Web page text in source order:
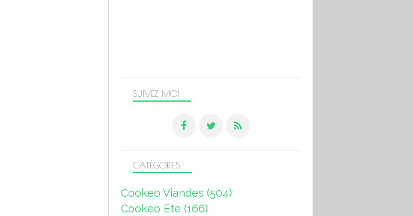
SUIVEZ-MOI
CATÉGORIES
Cookeo Viandes (504)
Cookeo Ete (166)